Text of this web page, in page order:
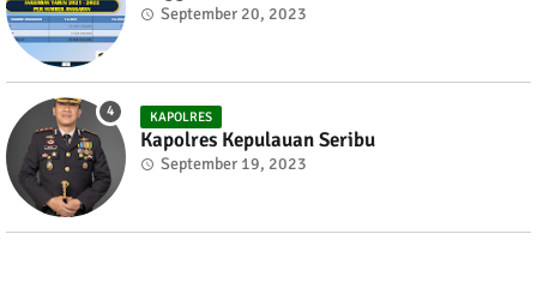
September 20, 2023
KAPOLRES
Kapolres Kepulauan Seribu
September 19, 2023